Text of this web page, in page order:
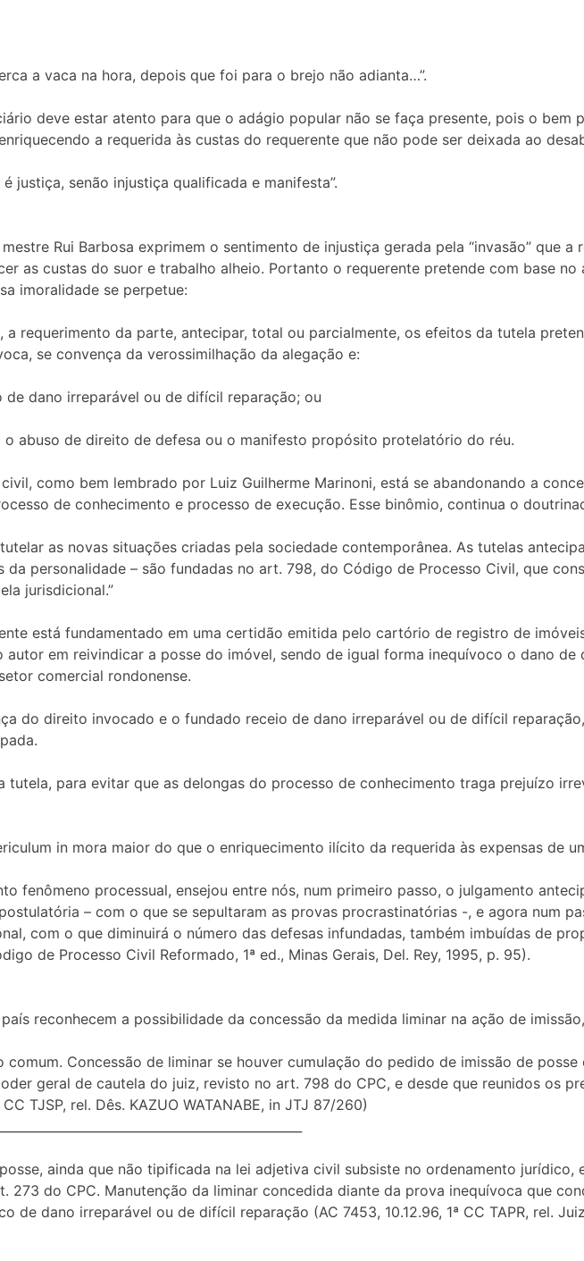
a vaca na hora, depois que foi para o brejo não adianta…”.
deve estar atento para que o adágio popular não se faça presente, pois o bem
a requerida às custas do requerente que não pode ser deixada ao
justiça, senão injustiça qualificada e manifesta”.
Rui Barbosa exprimem o sentimento de injustiça gerada pela “invasão” que a
as custas do suor e trabalho alheio. Portanto o requerente pretende com base
imoralidade se perpetue:
a requerimento da parte, antecipar, total ou parcialmente, os efeitos da tutela
se convença da verossimilhação da alegação e:
de dano irreparável ou de difícil reparação; ou
o abuso de direito de defesa ou o manifesto propósito protelatório do réu.
como bem lembrado por Luiz Guilherme Marinoni, está se abandonando a
de conhecimento e processo de execução. Esse binômio, continua o
as novas situações criadas pela sociedade contemporânea. As tutelas
personalidade – são fundadas no art. 798, do Código de Processo Civil, que
jurisdicional.”
está fundamentado em uma certidão emitida pelo cartório de registro de
em reivindicar a posse do imóvel, sendo de igual forma inequívoco o dano de
comercial rondonense.
do direito invocado e o fundado receio de dano irreparável ou de difícil
tutela, para evitar que as delongas do processo de conhecimento traga prejuízo
in mora maior do que o enriquecimento ilícito da requerida às expensas de
fenômeno processual, ensejou entre nós, num primeiro passo, o julgamento
– com o que se sepultaram as provas procrastinatórias -, e agora num
com o que diminuirá o número das defesas infundadas, também imbuídas de
de Processo Civil Reformado, 1ª ed., Minas Gerais, Del. Rey, 1995, p. 95).
reconhecem a possibilidade da concessão da medida liminar na ação de
comum. Concessão de liminar se houver cumulação do pedido de imissão de
geral de cautela do juiz, revisto no art. 798 do CPC, e desde que reunidos os
TJSP, rel. Dês. KAZUO WATANABE, in JTJ 87/260)
ainda que não tipificada na lei adjetiva civil subsiste no ordenamento jurídico,
273 do CPC. Manutenção da liminar concedida diante da prova inequívoca que
de dano irreparável ou de difícil reparação (AC 7453, 10.12.96, 1ª CC TAPR, rel.